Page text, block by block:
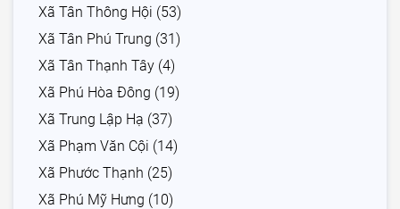
Xã Tân Thông Hội (53)
Xã Tân Phú Trung (31)
Xã Tân Thạnh Tây (4)
Xã Phú Hòa Đông (19)
Xã Trung Lập Hạ (37)
Xã Phạm Văn Cội (14)
Xã Phước Thạnh (25)
Xã Phú Mỹ Hưng (10)